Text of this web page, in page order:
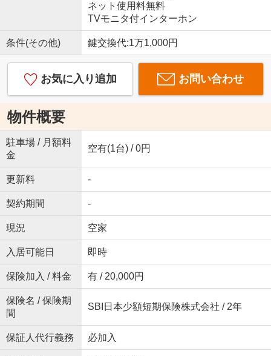
ネット使用料無料
TVモニタ付インターホン
条件(その他) 鍵交換代:1万1,000円
お気に入り追加 お問い合わせ
物件概要
駐車場 / 月額料
金
空有(1台) / 0円
更新料 -
契約期間 -
現況 空家
入居可能日 即時
保険加入 / 料金 有 / 20,000円
保険名 / 保険期
間
SBI日本少額短期保険株式会社 / 2年
保証人代行義務 必加入